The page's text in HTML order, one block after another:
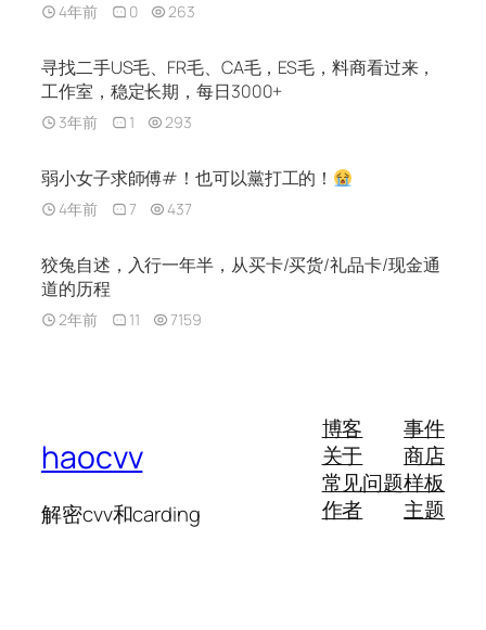
4年前 0 263
寻找二手US毛、FR毛、CA毛，ES毛，料商看过来，
工作室，稳定长期，每日3000+
3年前 1 293
弱小女子求師傅#！也可以黨打工的！
4年前 7 437
狡兔自述，入行一年半，从买卡/买货/礼品卡/现金通
道的历程
2年前 11 7159
haocvv
解密cvv和carding
博客
关于
常见问题
作者
事件
商店
样板
主题